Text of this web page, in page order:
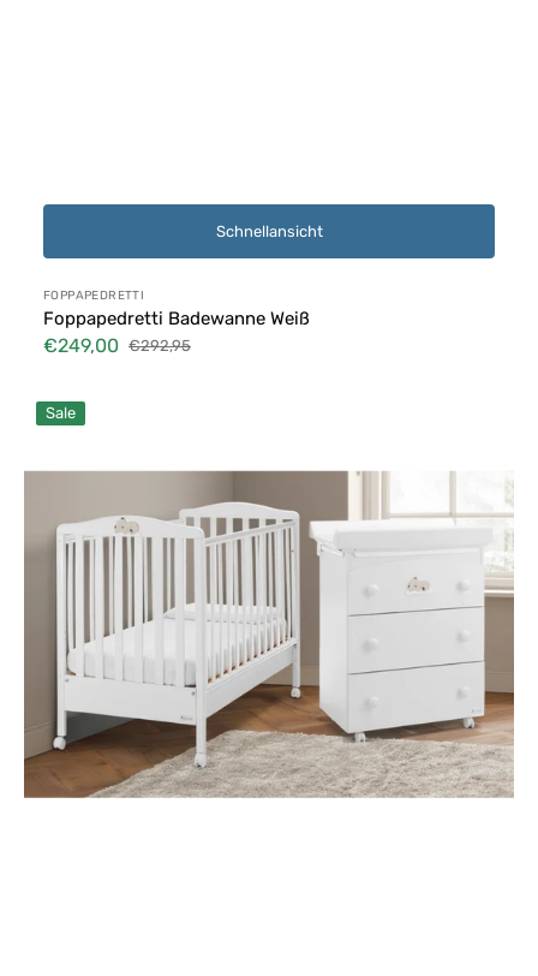
Schnellansicht
Anbieter:
FOPPAPEDRETTI
Foppapedretti Badewanne Weiß
Verkaufspreis
€249,00
Normaler
€292,95
Babyzimmer
Azzurra
Web
White
Sale